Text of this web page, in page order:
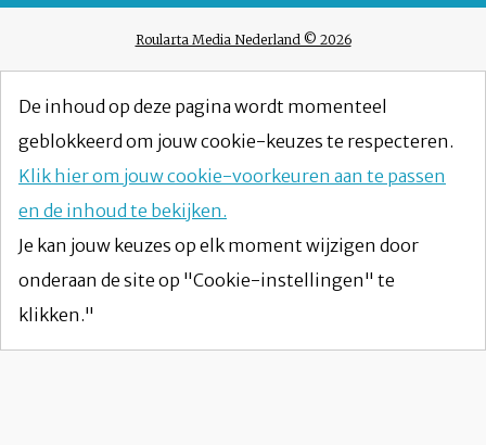
Roularta Media Nederland © 2026
De inhoud op deze pagina wordt momenteel
geblokkeerd om jouw cookie-keuzes te respecteren.
Klik hier om jouw cookie-voorkeuren aan te passen
en de inhoud te bekijken.
Je kan jouw keuzes op elk moment wijzigen door
onderaan de site op "Cookie-instellingen" te
klikken."